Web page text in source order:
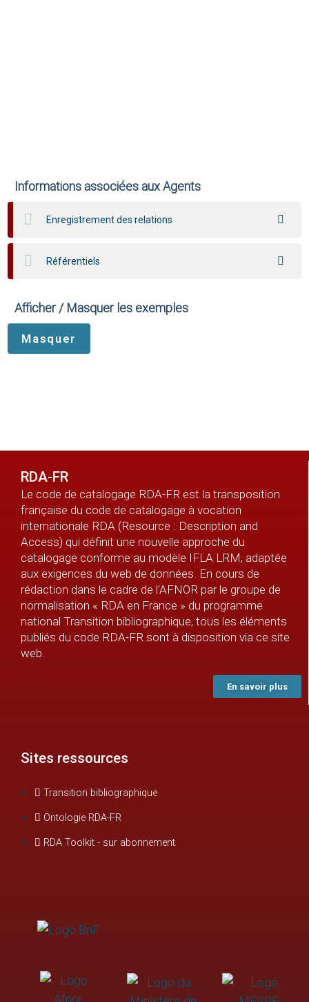
Informations associées aux Agents
Enregistrement des relations
Référentiels
Afficher / Masquer les exemples
RDA-FR
Le code de catalogage RDA-FR est la transposition
française du code de catalogage à vocation
internationale RDA (Resource : Description and
Access) qui définit une nouvelle approche du
catalogage conforme au modèle IFLA LRM, adaptée
aux exigences du web de données. En cours de
rédaction dans le cadre de l’AFNOR par le groupe de
normalisation « RDA en France » du programme
national Transition bibliographique, tous les éléments
publiés du code RDA-FR sont à disposition via ce site
web.
En savoir plus
Sites ressources
Transition bibliographique
Ontologie RDA-FR
RDA Toolkit - sur abonnement